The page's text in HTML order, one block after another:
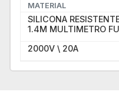
MATERIAL
SILICONA
1.4M MULTIMETRO
2000V \ 20A